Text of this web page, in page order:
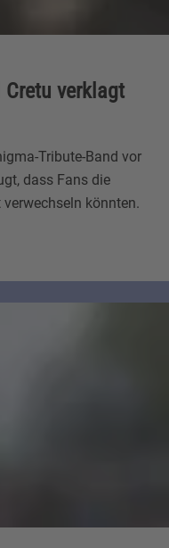
Cretu verklagt
Tribute-Band vor
dass Fans die
könnten.